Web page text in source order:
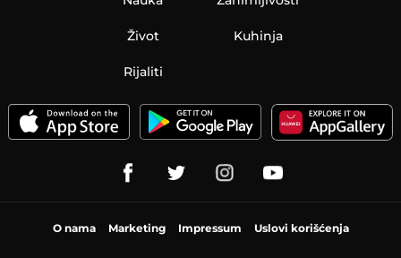
Život Kuhinja
Rijaliti
O nama Marketing Impressum Uslovi korišćenja